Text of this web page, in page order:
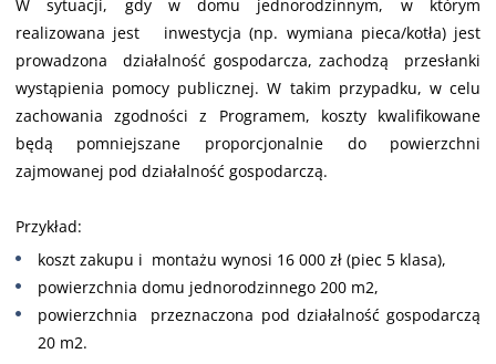
W sytuacji, gdy w domu jednorodzinnym, w którym
realizowana jest inwestycja (np. wymiana pieca/kotła) jest
prowadzona działalność gospodarcza, zachodzą przesłanki
wystąpienia pomocy publicznej. W takim przypadku, w celu
zachowania zgodności z Programem, koszty kwalifikowane
będą pomniejszane proporcjonalnie do powierzchni
zajmowanej pod działalność gospodarczą.
Przykład:
koszt zakupu i montażu wynosi 16 000 zł (piec 5 klasa),
powierzchnia domu jednorodzinnego 200 m2,
powierzchnia przeznaczona pod działalność gospodarczą
20 m2.